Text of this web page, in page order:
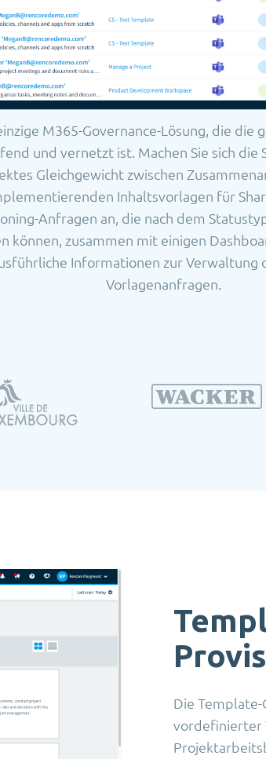
M365-Governance-Lösung, die
und vernetzt ist. Machen Sie sich die
Gleichgewicht zwischen
Inhaltsvorlagen für
Anfragen an, die nach dem
können, zusammen mit einigen
Informationen zur Verwaltung
Vorlagenanfragen.
Die
vordefinierter